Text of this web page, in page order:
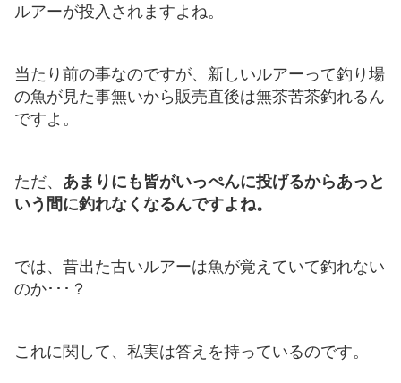
ルアーが投入されますよね。
当たり前の事なのですが、新しいルアーって釣り場
の魚が見た事無いから販売直後は無茶苦茶釣れるん
ですよ。
ただ、 あまりにも皆がいっぺんに投げるからあっと
いう間に釣れなくなるんですよね。
では、昔出た古いルアーは魚が覚えていて釣れない
のか･･･？
これに関して、私実は答えを持っているのです。